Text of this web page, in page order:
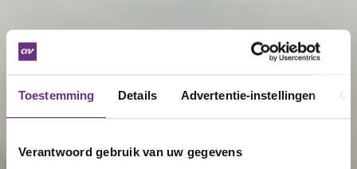
Toestemming Details Advertentie-instellingen
Verantwoord gebruik van uw gegevens